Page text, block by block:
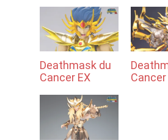
Deathmask du
Cancer EX
Cancer